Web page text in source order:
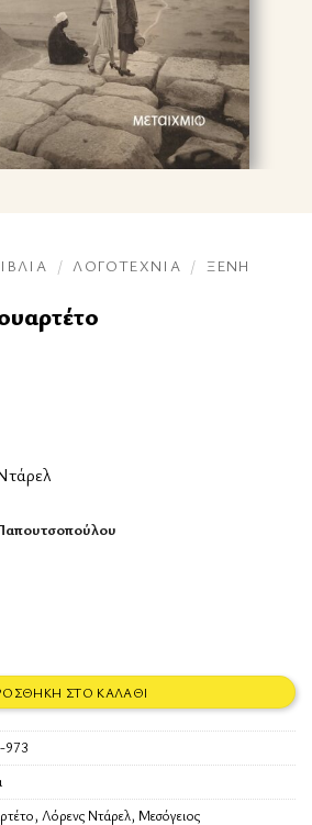
/ ΛΟΓΟΤΕΧΝΊΑ / ΞΈΝΗ
ΣΤΟ ΚΑΛΆΘΙ
973
, Λόρενς Ντάρελ, Μεσόγειος